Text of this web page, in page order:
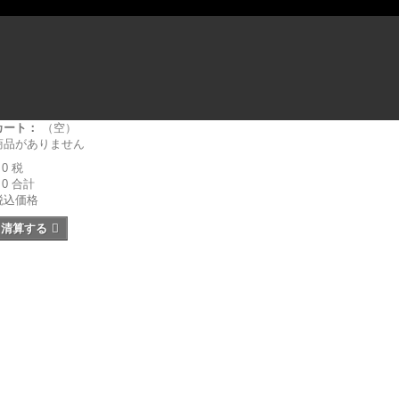
ート：
（空）
品がありません
税
合計
込価格
清算する